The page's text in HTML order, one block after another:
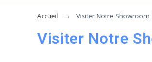
Accueil Visiter Notre
Visiter Notre